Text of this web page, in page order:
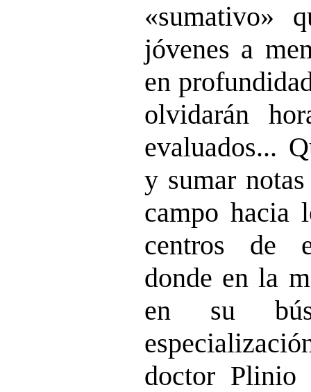
«sumativo»
jóvenes a
en
olvidarán
evaluados...
y sumar
campo hacia
centros de
donde en la
en su
doctor Plinio